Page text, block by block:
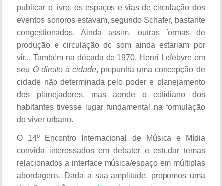
publicar o livro, os espaços e vias de circulação dos
eventos sonoros estavam, segundo Schafer, bastante
congestionados. Ainda assim, outras formas de
produção e circulação do som ainda estariam por
vir... Também na década de 1970, Henri Lefebvre em
seu O direito à cidade, propunha uma concepção de
cidade não determinada pelo poder e planejamento
dos planejadores, mas aonde o cotidiano dos
habitantes tivesse lugar fundamental na formulação
do viver urbano.
O 14º Encontro Internacional de Música e Mídia
convida interessados em debater e estudar temas
relacionados a interface música/espaço em múltiplas
abordagens. Dada a sua amplitude, propomos uma